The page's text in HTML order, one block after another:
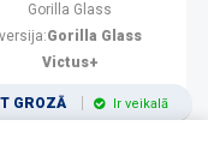
Gorilla Glass
versija:Gorilla Glass
Victus+
GROZĀ Ir veikalā